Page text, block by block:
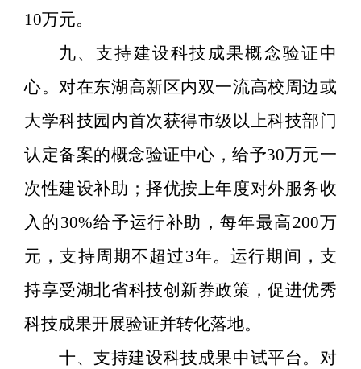
10万元。
九、支持建设科技成果概念验证中
心。对在东湖高新区内双一流高校周边或
大学科技园内首次获得市级以上科技部门
认定备案的概念验证中心，给予30万元一
次性建设补助；择优按上年度对外服务收
入的30%给予运行补助，每年最高200万
元，支持周期不超过3年。运行期间，支
持享受湖北省科技创新券政策，促进优秀
科技成果开展验证并转化落地。
十、支持建设科技成果中试平台。 对